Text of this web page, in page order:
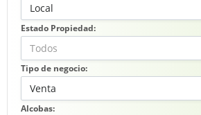
Local
Estado Propiedad:
Todos
Tipo de negocio:
Venta
Alcobas: